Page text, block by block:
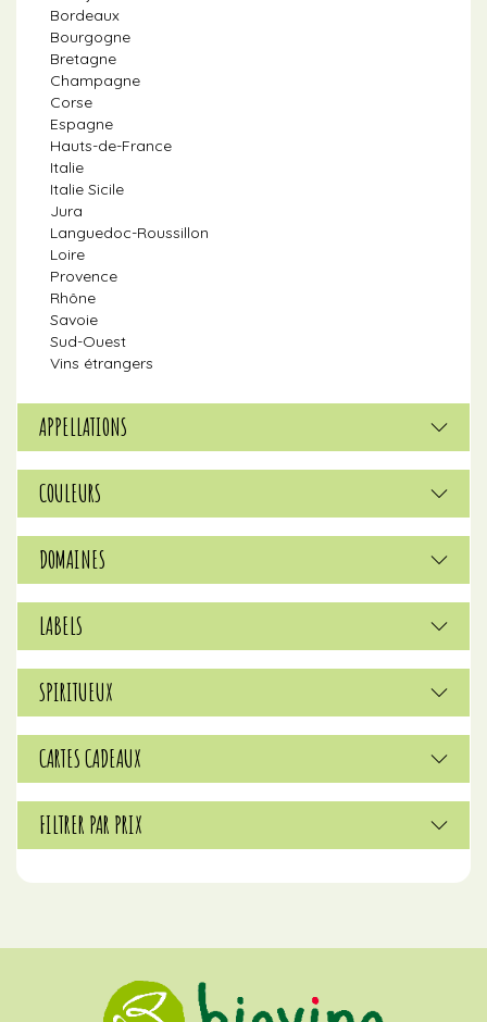
Bordeaux
Bourgogne
Bretagne
Champagne
Corse
Espagne
Hauts-de-France
Italie
Italie Sicile
Jura
Languedoc-Roussillon
Loire
Provence
Rhône
Savoie
Sud-Ouest
Vins étrangers
APPELLATIONS
COULEURS
DOMAINES
LABELS
SPIRITUEUX
CARTES CADEAUX
FILTRER PAR PRIX